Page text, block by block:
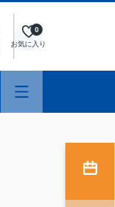
お気に入り
0